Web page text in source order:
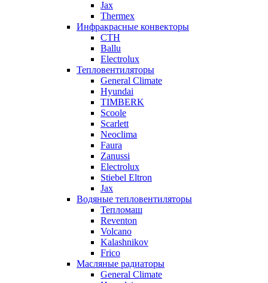
Jax
Thermex
Инфракрасные конвекторы
CTH
Ballu
Electrolux
Тепловентиляторы
General Climate
Hyundai
TIMBERK
Scoole
Scarlett
Neoclima
Faura
Zanussi
Electrolux
Stiebel Eltron
Jax
Водяные тепловентиляторы
Тепломаш
Reventon
Volcano
Kalashnikov
Frico
Масляные радиаторы
General Climate